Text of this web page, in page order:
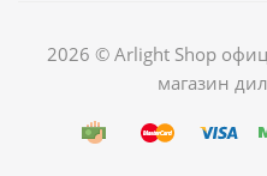
2026 © Arlight Shop
магазин